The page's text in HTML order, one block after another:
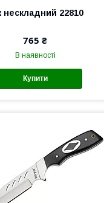
нескладний 22810
765 ₴
В наявності
Купити